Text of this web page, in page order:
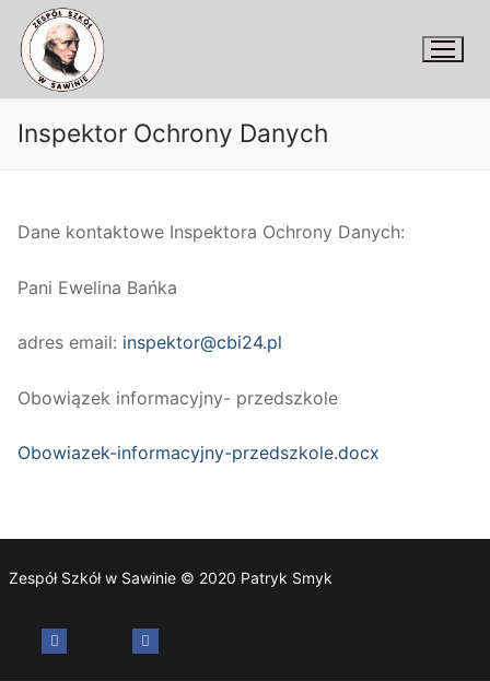
Przejdź
treści
Inspektor Ochrony Danych
Dane kontaktowe Inspektora Ochrony Danych:
Pani Ewelina Bańka
adres email: inspektor@cbi24.pl
Obowiązek informacyjny- przedszkole
Obowiazek-informacyjny-przedszkole.docx
Zespół Szkół w Sawinie © 2020 Patryk Smyk